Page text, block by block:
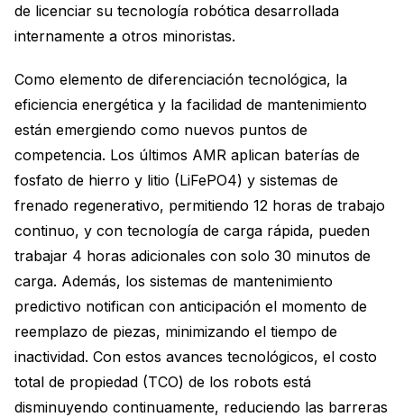
de licenciar su tecnología robótica desarrollada
internamente a otros minoristas.
Como elemento de diferenciación tecnológica, la
eficiencia energética y la facilidad de mantenimiento
están emergiendo como nuevos puntos de
competencia. Los últimos AMR aplican baterías de
fosfato de hierro y litio (LiFePO4) y sistemas de
frenado regenerativo, permitiendo 12 horas de trabajo
continuo, y con tecnología de carga rápida, pueden
trabajar 4 horas adicionales con solo 30 minutos de
carga. Además, los sistemas de mantenimiento
predictivo notifican con anticipación el momento de
reemplazo de piezas, minimizando el tiempo de
inactividad. Con estos avances tecnológicos, el costo
total de propiedad (TCO) de los robots está
disminuyendo continuamente, reduciendo las barreras